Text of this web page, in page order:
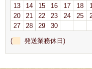
13
14 15 16 17 18
20
21 22 23 24 25
27
28 29
30
(
発送業務休日)